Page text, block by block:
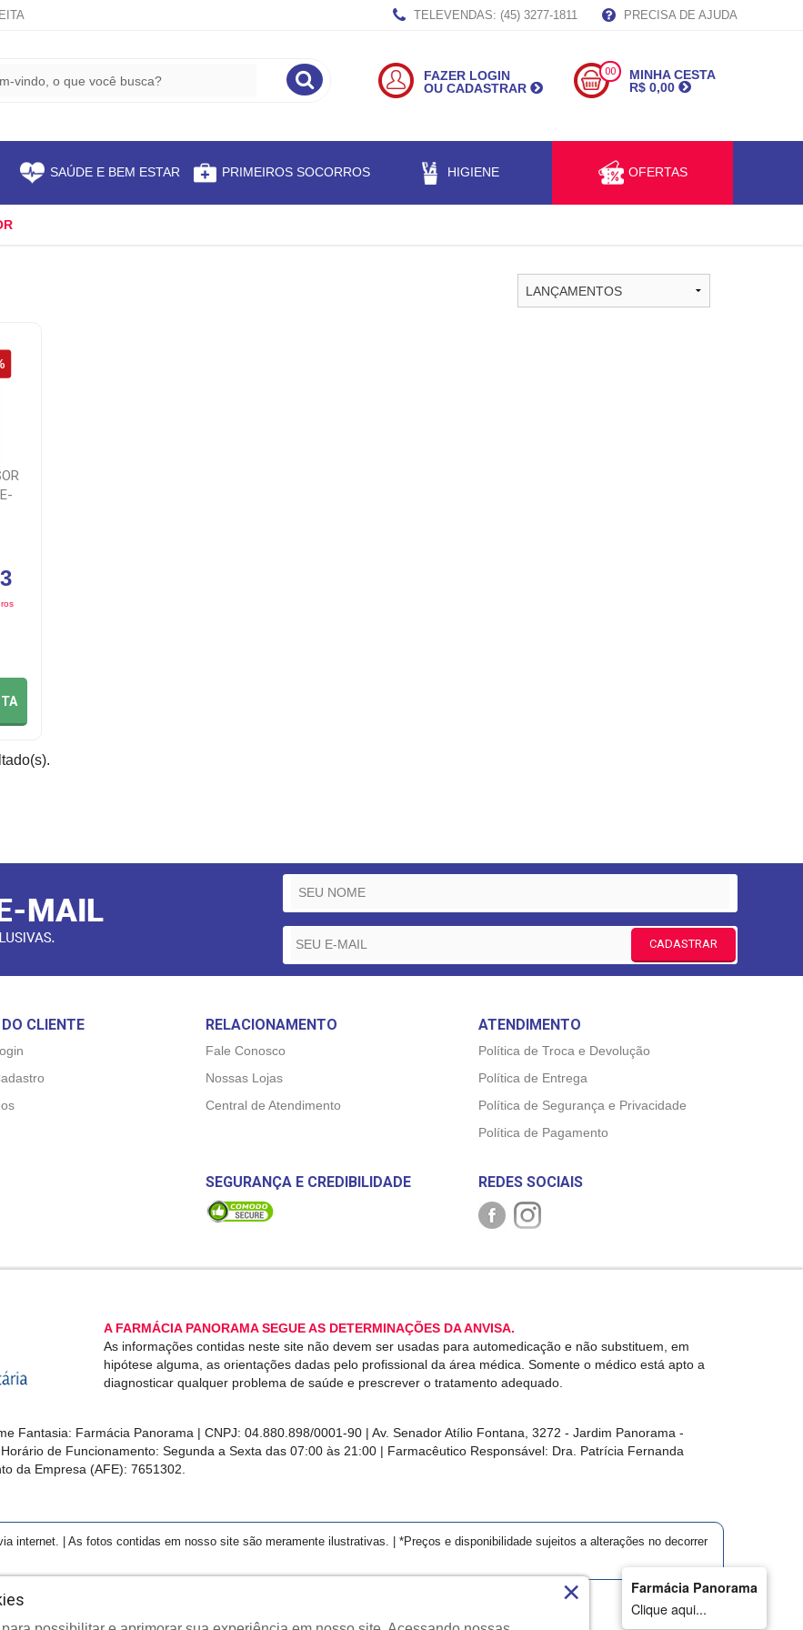
TELEVENDAS: (45) 3277-1811 PRECISA DE AJUDA
Farmácia Panorama
Clique aqui...
FAZER LOGIN
OU CADASTRAR
00
MINHA CESTA
R$ 0,00
SAÚDE E BEM ESTAR PRIMEIROS SOCORROS HIGIENE OFERTAS
CADASTRAR
CLIENTE RELACIONAMENTO
Fale Conosco
Nossas Lojas
Central de Atendimento
ATENDIMENTO
Política de Troca e Devolução
Política de Entrega
Política de Segurança e Privacidade
Política de Pagamento
SEGURANÇA E CREDIBILIDADE REDES SOCIAIS
A FARMÁCIA PANORAMA SEGUE AS DETERMINAÇÕES DA ANVISA.
As informações contidas neste site não devem ser usadas para automedicação e não substituem, em
hipótese alguma, as orientações dadas pelo profissional da área médica. Somente o médico está apto a
diagnosticar qualquer problema de saúde e prescrever o tratamento adequado.
Fantasia: Farmácia Panorama | CNPJ: 04.880.898/0001-90 | Av. Senador Atílio Fontana, 3272 - Jardim Panorama -
de Funcionamento: Segunda a Sexta das 07:00 às 21:00 | Farmacêutico Responsável: Dra. Patrícia Fernanda
da Empresa (AFE): 7651302.
internet. | As fotos contidas em nosso site são meramente ilustrativas. | *Preços e disponibilidade sujeitos a alterações no decorrer
×